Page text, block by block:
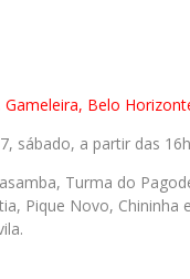
Gameleira, Belo
sábado, a partir das 16h
Turma do
Pique Novo, Chininha